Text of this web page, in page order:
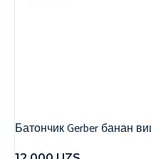
Батончик Gerber банан